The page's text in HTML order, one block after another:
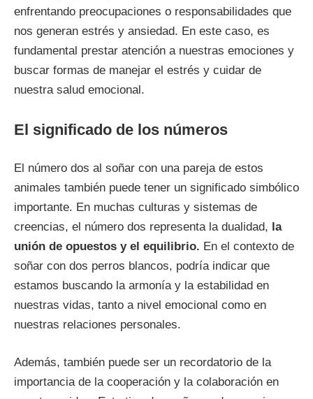
enfrentando preocupaciones o responsabilidades que
nos generan estrés y ansiedad. En este caso, es
fundamental prestar atención a nuestras emociones y
buscar formas de manejar el estrés y cuidar de
nuestra salud emocional.
El significado de los números
El número dos al soñar con una pareja de estos
animales también puede tener un significado simbólico
importante. En muchas culturas y sistemas de
creencias, el número dos representa la dualidad, la
unión de opuestos y el equilibrio. En el contexto de
soñar con dos perros blancos, podría indicar que
estamos buscando la armonía y la estabilidad en
nuestras vidas, tanto a nivel emocional como en
nuestras relaciones personales.
Además, también puede ser un recordatorio de la
importancia de la cooperación y la colaboración en